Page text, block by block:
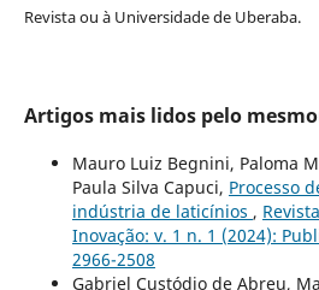
Revista ou à Universidade de Uberaba.
Artigos mais lidos pelo
Mauro Luiz Begnini, Paloma
Paula Silva Capuci, Processo
indústria de laticínios ,
Inovação: v. 1 n. 1 (2024):
2966-2508
Gabriel Custódio de Abreu,